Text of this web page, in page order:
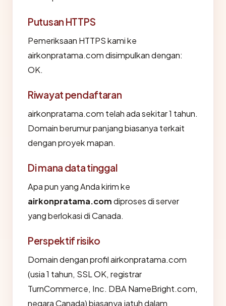
Putusan HTTPS
Pemeriksaan HTTPS kami ke
airkonpratama.com disimpulkan dengan:
OK.
Riwayat pendaftaran
airkonpratama.com telah ada sekitar 1 tahun.
Domain berumur panjang biasanya terkait
dengan proyek mapan.
Di mana data tinggal
Apa pun yang Anda kirim ke
airkonpratama.comdiproses di server
yang berlokasi di Canada.
Perspektif risiko
Domain dengan profil airkonpratama.com
(usia 1 tahun, SSL OK, registrar
TurnCommerce, Inc. DBA NameBright.com,
negara Canada) biasanya jatuh dalam